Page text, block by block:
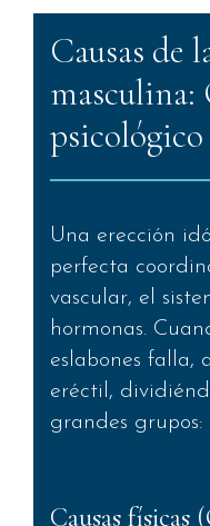
Causas de
psicológico
Una erección
perfecta
vascular, el
hormonas.
eslabones falla,
eréctil,
grandes grupos:
Causas físicas